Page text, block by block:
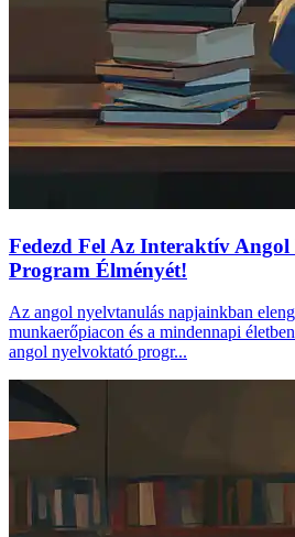
Fedezd Fel Az Interaktív
Program Élményét!
Az angol nyelvtanulás napjainkban
munkaerőpiacon és a mindennapi
angol nyelvoktató progr...